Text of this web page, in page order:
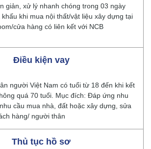
giản, xử lý nhanh chóng trong 03 ngày
khi mua nội thất/vật liệu xây dựng tại
cửa hàng có liên kết với NCB
Điều kiện vay
người Việt Nam có tuổi từ 18 đến khi kết
quá 70 tuổi. Mục đích: Đáp ứng nhu
cầu mua nhà, đất hoặc xây dựng, sửa
hàng/ người thân
Thủ tục hồ sơ